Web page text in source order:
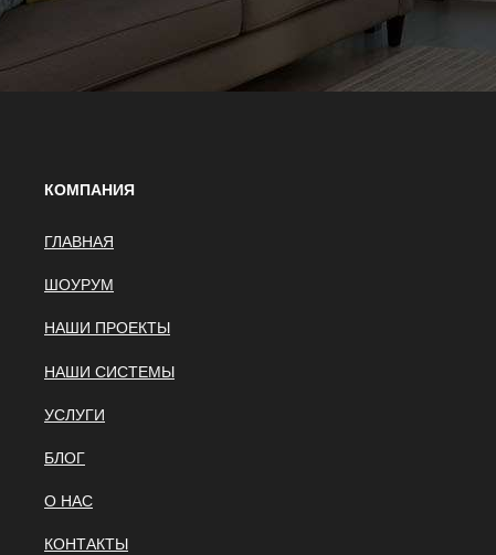
КОМПАНИЯ
ГЛАВНАЯ
ШОУРУМ
НАШИ ПРОЕКТЫ
НАШИ СИСТЕМЫ
УСЛУГИ
БЛОГ
О НАС
КОНТАКТЫ